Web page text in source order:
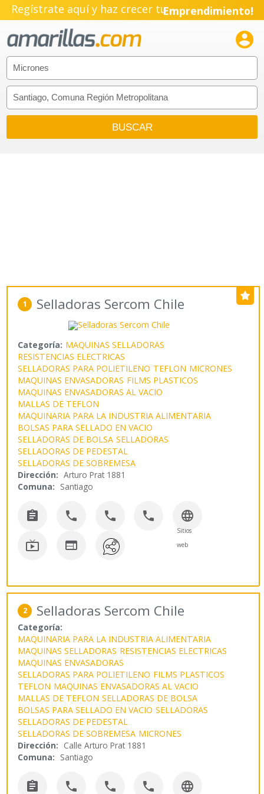
Regístrate aquí y haz crecer tuPyme!

1 Selladoras Sercom Chile
Categoría: MAQUINAS SELLADORAS
RESISTENCIAS ELECTRICAS
SELLADORAS PARA POLIETILENO TEFLON MICRONES
MAQUINAS ENVASADORAS FILMS PLASTICOS
MAQUINAS ENVASADORAS AL VACIO
MALLAS DE TEFLON
MAQUINARIA PARA LA INDUSTRIA ALIMENTARIA
BOLSAS PARA SELLADO EN VACIO
SELLADORAS DE BOLSA SELLADORAS
SELLADORAS DE PEDESTAL
SELLADORAS DE SOBREMESA
Dirección: Arturo Prat 1881
Comuna: Santiago
    
Sitios
web
 
2 Selladoras Sercom Chile
Categoría:
MAQUINARIA PARA LA INDUSTRIA ALIMENTARIA
MAQUINAS SELLADORAS RESISTENCIAS ELECTRICAS
MAQUINAS ENVASADORAS
SELLADORAS PARA POLIETILENO FILMS PLASTICOS
TEFLON MAQUINAS ENVASADORAS AL VACIO
MALLAS DE TEFLON SELLADORAS DE BOLSA
BOLSAS PARA SELLADO EN VACIO SELLADORAS
SELLADORAS DE PEDESTAL
SELLADORAS DE SOBREMESA MICRONES
Dirección: Calle Arturo Prat 1881
Comuna: Santiago
    